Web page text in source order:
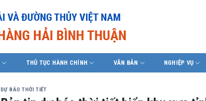
THỦ TỤC HÀNH CHÍNH VĂN BẢN NGHIỆP VỤ
DỰ BÁO THỜI TIẾT